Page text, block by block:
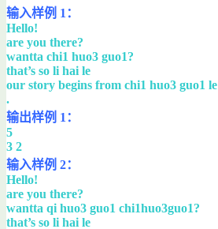
输入样例 1：
Hello!
are you there?
wantta chi1 huo3 guo1?
that’s so li hai le
our story begins from chi1 huo3 guo1 le
.
输出样例 1：
5
3 2
输入样例 2：
Hello!
are you there?
wantta qi huo3 guo1 chi1huo3guo1?
that’s so li hai le